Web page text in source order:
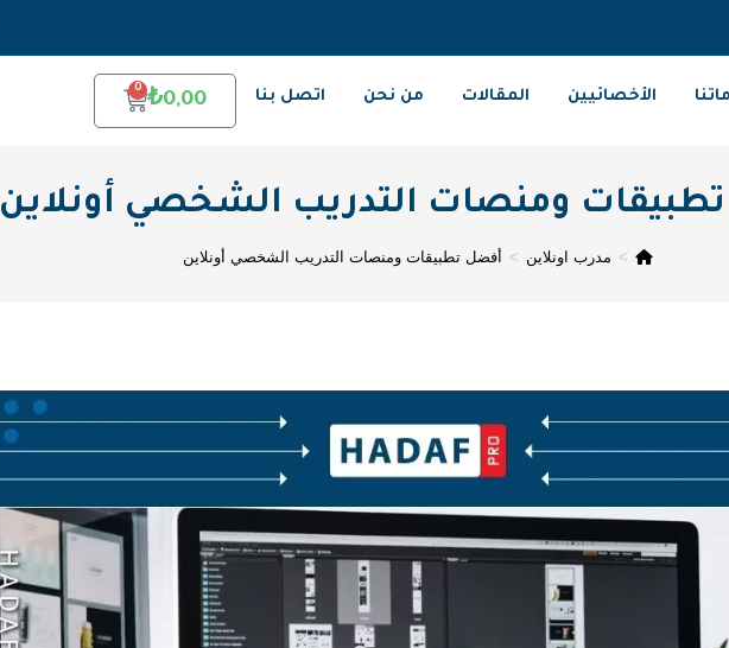
الأخصائيين المقالات من نحن اتصل بنا ₺0,00
0
ومنصات التدريب الشخصي أونلاين
> مدرب اونلاين > أفضل تطبيقات ومنصات التدريب الشخصي أونلاين